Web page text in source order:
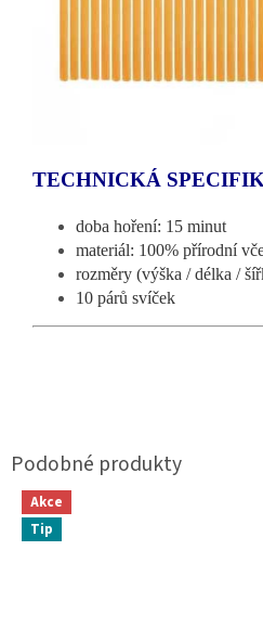
TECHNICKÁ
doba hoření: 15 minut
materiál: 100% přírodní
rozměry (výška / délka /
10 párů svíček
Akce
Tip